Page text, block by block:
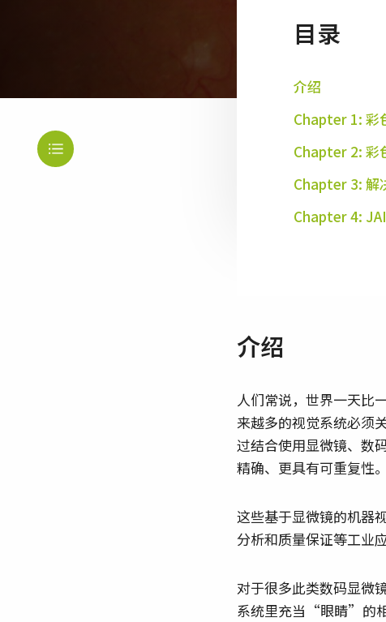
目录
介绍
Chapter 1: 彩
Chapter 2: 彩
Chapter 3: 解
Chapter 4:
介绍
人们常说，世界一天比
来越多的视觉系统必须
过结合使用显微镜、数
精确、更具有可重复性。
这些基于显微镜的机器
分析和质量保证等工业
对于很多此类数码显微
系统里充当“眼睛”的